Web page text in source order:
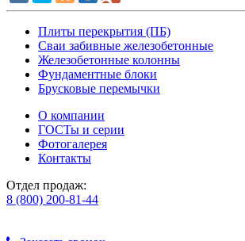
Плиты перекрытия (ПБ)
Сваи забивные железобетонные
Железобетонные колонны
Фундаментные блоки
Брусковые перемычки
О компании
ГОСТы и серии
Фотогалерея
Контакты
Отдел продаж:
8 (800) 200-81-44